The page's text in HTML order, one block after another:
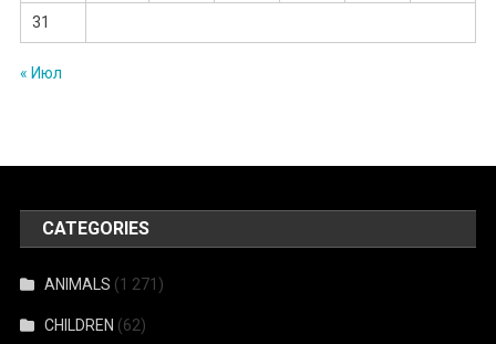
31
« Июл
CATEGORIES
ANIMALS (1 271)
CHILDREN (62)